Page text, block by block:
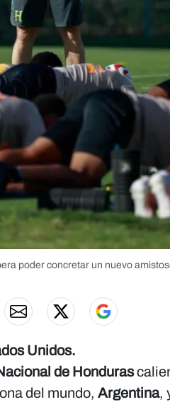
poder concretar un nuevo
Unidos.
de Honduras
del mundo, Argentina,